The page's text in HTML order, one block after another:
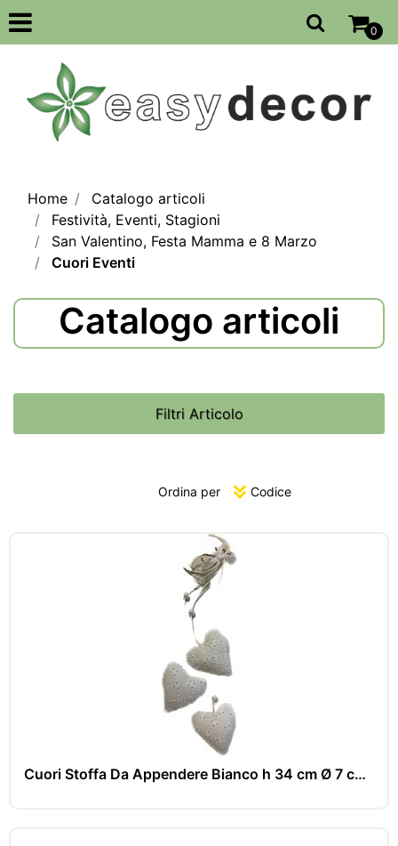
Open
0
Home
Catalogo articoli
Festività, Eventi, Stagioni
San Valentino, Festa Mamma e 8 Marzo
Cuori Eventi
Catalogo articoli
Filtri Articolo
Ordina per
Cuori Stoffa Da Appendere Bianco h 34 cm Ø 7 cm Cf 2 Pz